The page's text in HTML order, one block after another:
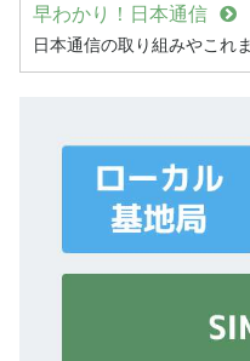
早わかり！日本通信
日本通信の取り組みやこれ